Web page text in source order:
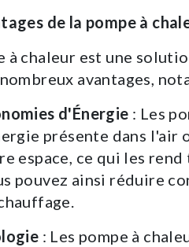
de la pompe à
à chaleur est une
avantages,
d'Énergie : Les
présente dans l'air
espace, ce qui les
pouvez ainsi réduire
: Les pompe à